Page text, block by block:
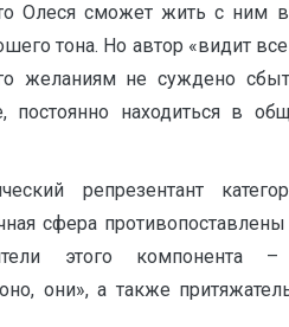
Олеся сможет жить с ним в
тона. Но автор «видит
желаниям не суждено
находиться в
репрезентант
сфера
этого
они», а также